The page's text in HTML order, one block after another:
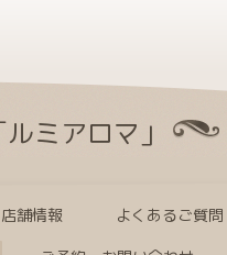
ミアロマ」
舗情報
よくあるご質問